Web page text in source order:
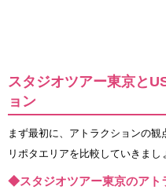
スタジオツアー東京と
ョン
まず最初に、アトラクションの
リポタエリアを比較していきまし
◆スタジオツアー東京のアト